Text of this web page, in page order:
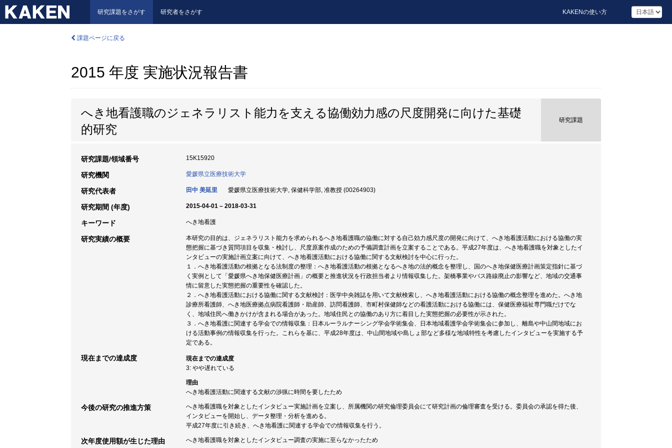
研究課題をさがす 研究者をさがす KAKENの使い方
課題ページに戻る
2015 年度 実施状況報告書
へき地看護職のジェネラリスト能力を支える協働効力感の尺度開発に向けた基礎
的研究
研究課題
研究課題/領域番号 15K15920
研究機関 愛媛県立医療技術大学
研究代表者 田中 美延里 愛媛県立医療技術大学, 保健科学部, 准教授 (00264903)
研究期間 (年度) 2015-04-01 – 2018-03-31
キーワード へき地看護
研究実績の概要
本研究の目的は、ジェネラリスト能力を求められるへき地看護職の協働に対する自己効力感尺度の開発に向けて、へき地看護活動における協働の実
態把握に基づき質問項目を収集・検討し、尺度原案作成のための予備調査計画を立案することである。平成27年度は、へき地看護職を対象としたイ
ンタビューの実施計画立案に向けて、へき地看護活動における協働に関する文献検討を中心に行った。
１．へき地看護活動の根拠となる法制度の整理：へき地看護活動の根拠となるへき地の法的概念を整理し、国のへき地保健医療計画策定指針に基づ
く実例として「愛媛県へき地保健医療計画」の概要と推進状況を行政担当者より情報収集した。架橋事業やバス路線廃止の影響など、地域の交通事
情に留意した実態把握の重要性を確認した。
２．へき地看護活動における協働に関する文献検討：医学中央雑誌を用いて文献検索し、へき地看護活動における協働の概念整理を進めた。へき地
診療所看護師、へき地医療拠点病院看護師・助産師、訪問看護師、市町村保健師などの看護活動における協働には、保健医療福祉専門職だけでな
く、地域住民へ働きかけが含まれる場合があった。地域住民との協働のあり方に着目した実態把握の必要性が示された。
３．へき地看護に関連する学会での情報収集：日本ルーラルナーシング学会学術集会、日本地域看護学会学術集会に参加し、離島や中山間地域にお
ける活動事例の情報収集を行った。これらを基に、平成28年度は、中山間地域や島しょ部など多様な地域特性を考慮したインタビューを実施する予
定である。
現在までの達成度
現在までの達成度
3: やや遅れている
理由
へき地看護活動に関連する文献の渉猟に時間を要したため
今後の研究の推進方策
へき地看護職を対象としたインタビュー実施計画を立案し、所属機関の研究倫理委員会にて研究計画の倫理審査を受ける。委員会の承認を得た後、
インタビューを開始し、データ整理・分析を進める。
平成27年度に引き続き、へき地看護に関連する学会での情報収集を行う。
次年度使用額が生じた理由 へき地看護職を対象としたインタビュー調査の実施に至らなかったため